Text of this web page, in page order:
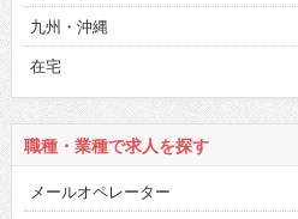
九州・沖縄
在宅
職種・業種で求人を探す
メールオペレーター